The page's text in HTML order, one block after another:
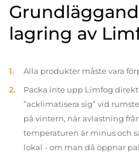
lagring av
Alla produkter måste vara
Packa inte upp Limfog direkt
”acklimatisera sig” vid
på vintern, när avlastning
temperaturen är minus och
lokal - om man då öppnar